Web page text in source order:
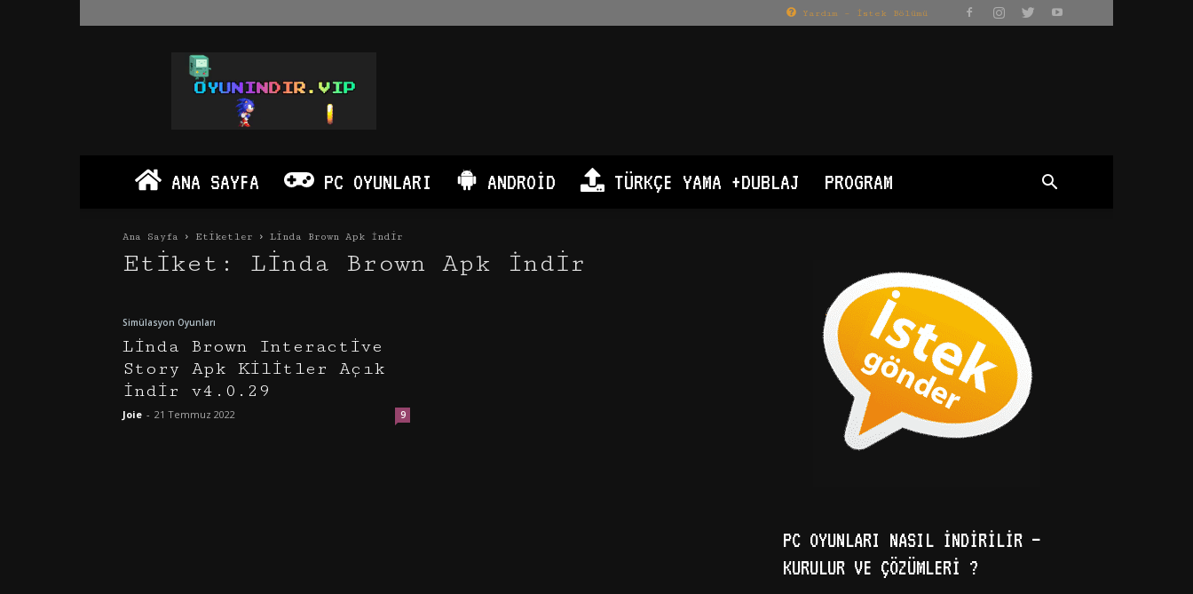
Yardım – İstek Bölümü
Oyun
İndir
PC
Android
Apk
ANA SAYFA PC OYUNLARI ANDROID TÜRKÇE YAMA +DUBLAJ PROGRAM
Ana Sayfa Etiketler Linda Brown Apk İndir
Etiket: Linda Brown Apk İndir
Simülasyon Oyunları
Linda Brown Interactive
Story Apk Kilitler Açık
İndir v4.0.29
Joie - 21 Temmuz 2022 9
PC OYUNLARI NASIL İNDIRILIR –
KURULUR VE ÇÖZÜMLERI ?